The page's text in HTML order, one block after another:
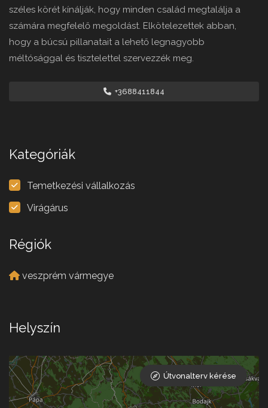
széles körét kínálják, hogy minden család megtalálja a
számára megfelelő megoldást. Elkötelezettek abban,
hogy a búcsú pillanatait a lehető legnagyobb
méltósággal és tisztelettel szervezzék meg.
+3688411844
Kategóriák
Temetkezési vállalkozás
Virágárus
Régiók
veszprém vármegye
Helyszín
Útvonalterv kérése